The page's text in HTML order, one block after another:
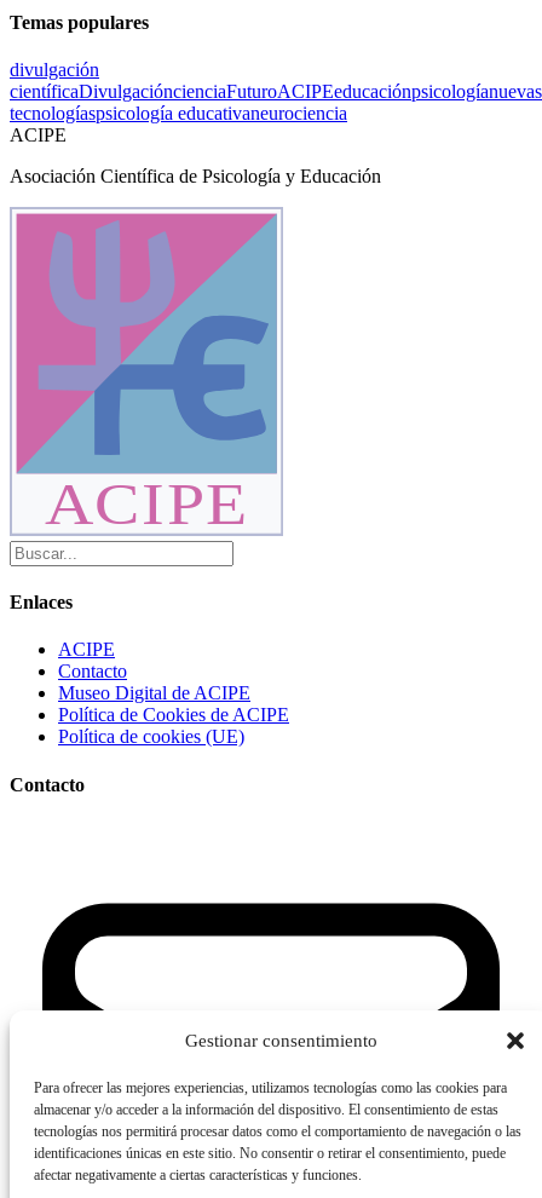
Gestionar consentimiento
Para ofrecer las mejores experiencias, utilizamos tecnologías como las cookies para
almacenar y/o acceder a la información del dispositivo. El consentimiento de estas
tecnologías nos permitirá procesar datos como el comportamiento de navegación o las
identificaciones únicas en este sitio. No consentir o retirar el consentimiento, puede
afectar negativamente a ciertas características y funciones.
Temas populares
divulgación
científicaDivulgacióncienciaFuturoACIPEeducaciónpsicologíanuevas
tecnologíaspsicología educativaneurociencia
ACIPE
Asociación Científica de Psicología y Educación
ACIPE
Enlaces
ACIPE
Contacto
Museo Digital de ACIPE
Política de Cookies de ACIPE
Política de cookies (UE)
Contacto